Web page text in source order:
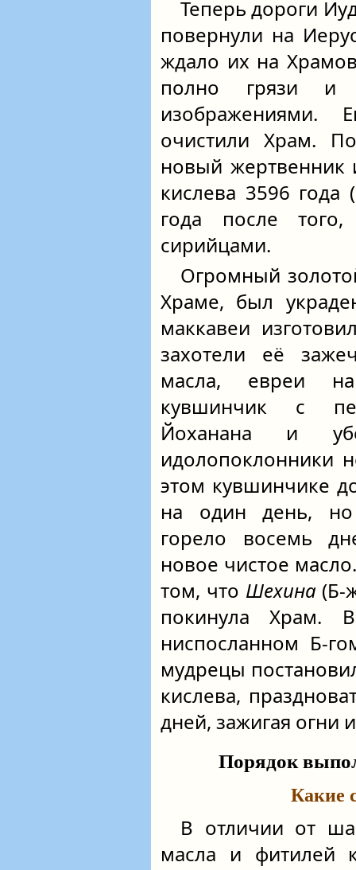
Теперь дороги
повернули на
ждало их на
полно грязи и
изображениями.
очистили Храм.
новый жертвенник
кислева 3596 года
года после
сирийцами.
Огромный
Храме, был
маккавеи
захотели её
масла, евреи
кувшинчик с
Йоханана и
идолопоклонники
этом кувшинчике
на один день,
горело восемь
новое чистое
том, что Шехина (Б-
покинула Храм.
ниспосланном Б-
мудрецы
кислева,
дней, зажигая огни
Порядок
Какие
В отличии от
масла и фитилей